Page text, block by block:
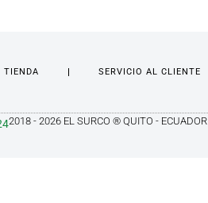
TIENDA SERVICIO AL CLIENTE
2018 - 2026 EL SURCO ® QUITO - ECUADOR